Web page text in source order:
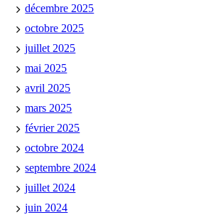
décembre 2025
octobre 2025
juillet 2025
mai 2025
avril 2025
mars 2025
février 2025
octobre 2024
septembre 2024
juillet 2024
juin 2024